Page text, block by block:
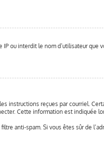
ou interdit le nom d’utilisateur que
instructions reçues par courriel.
Cette information est indiquée
anti-spam. Si vous êtes sûr de